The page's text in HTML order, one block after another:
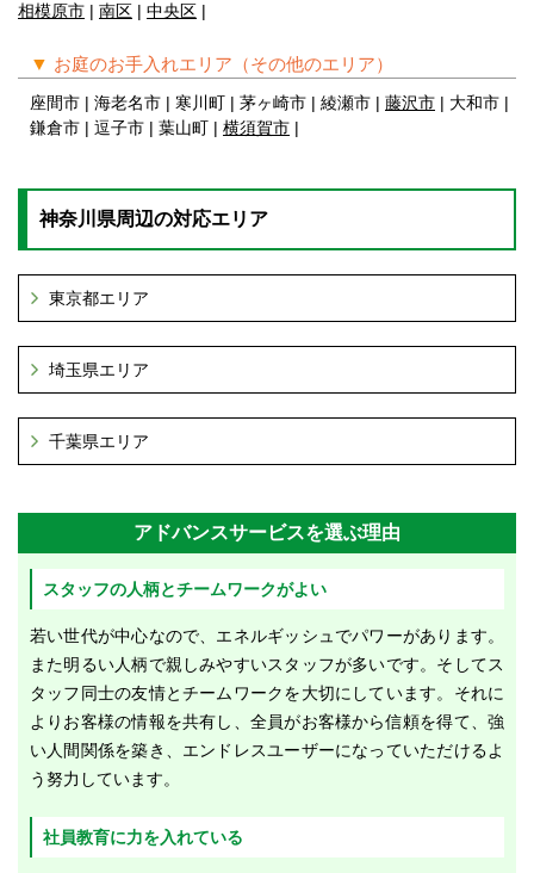
相模原市 | 南区 | 中央区 |
▼ お庭のお手入れエリア（その他のエリア）
座間市 | 海老名市 | 寒川町 | 茅ヶ崎市 | 綾瀬市 | 藤沢市 | 大和市 |
鎌倉市 | 逗子市 | 葉山町 | 横須賀市 |
神奈川県周辺の対応エリア
東京都エリア
埼玉県エリア
千葉県エリア
アドバンスサービスを選ぶ理由
スタッフの人柄とチームワークがよい
若い世代が中心なので、エネルギッシュでパワーがあります。
また明るい人柄で親しみやすいスタッフが多いです。そしてス
タッフ同士の友情とチームワークを大切にしています。それに
よりお客様の情報を共有し、全員がお客様から信頼を得て、強
い人間関係を築き、エンドレスユーザーになっていただけるよ
う努力しています。
社員教育に力を入れている